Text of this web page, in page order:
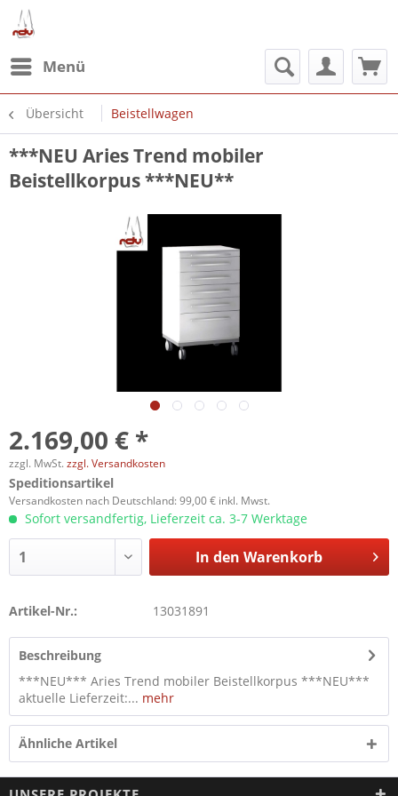
Menü
Übersicht Beistellwagen
***NEU Aries Trend mobiler
Beistellkorpus ***NEU**
2.169,00 € *
zzgl. MwSt. zzgl. Versandkosten
Speditionsartikel
Versandkosten nach Deutschland: 99,00 € inkl. Mwst.
Sofort versandfertig, Lieferzeit ca. 3-7 Werktage
In den Warenkorb
Artikel-Nr.: 13031891
Beschreibung
***NEU*** Aries Trend mobiler Beistellkorpus ***NEU***
aktuelle Lieferzeit:... mehr
Ähnliche Artikel